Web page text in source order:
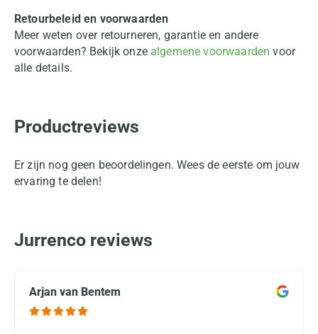
Retourbeleid en voorwaarden
Meer weten over retourneren, garantie en andere
voorwaarden? Bekijk onze algemene voorwaarden voor
alle details.
Productreviews
Er zijn nog geen beoordelingen. Wees de eerste om jouw
ervaring te delen!
Jurrenco reviews
Arjan van Bentem